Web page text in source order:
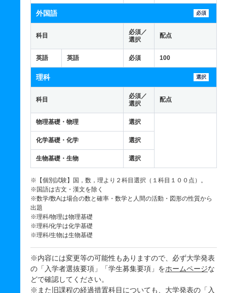
外国語 必須
科目
必須／
選択
配点
英語 英語 必須 100
理科 選択
科目
必須／
選択
配点
物理基礎・物理 選択
化学基礎・化学 選択
生物基礎・生物 選択
※【個別試験】国，数，理より２科目選択（１科目１００点）。
※国語は古文・漢文を除く
※数学/数Aは場合の数と確率・数学と人間の活動・図形の性質から
出題
※理科/物理は物理基礎
※理科/化学は化学基礎
※理科/生物は生物基礎
※内容には変更等の可能性もありますので、必ず大学発表
の「入学者選抜要項」「学生募集要項」をホームページな
どで確認してください。
※また旧課程の経過措置科目についても、大学発表の「入